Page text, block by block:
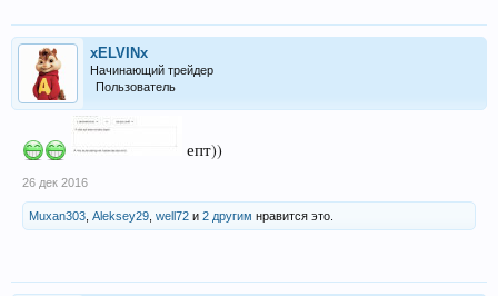
xELVINx
Начинающий трейдер
Пользователь
епт))
26 дек 2016
Muxan303 Aleksey29 well72 и 2 другим нравится это.